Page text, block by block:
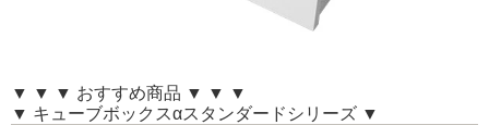
▼ ▼ ▼ おすすめ商品 ▼ ▼ ▼
▼ キューブボックスαスタンダードシリーズ ▼